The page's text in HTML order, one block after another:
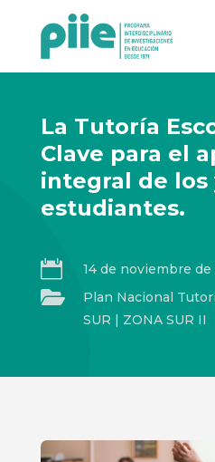
La Tutoría
Clave para el
integral de los
estudiantes.
 14 de noviembre
 Plan Nacional
SUR | ZONA SUR II